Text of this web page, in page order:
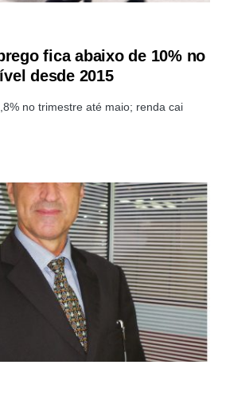
fica abaixo de 10% no
desde 2015
no trimestre até maio; renda cai